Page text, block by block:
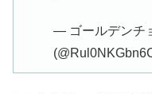
— ゴールデンチ